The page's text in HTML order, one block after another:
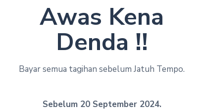
Awas Kena
Denda !!
Bayar semua tagihan sebelum Jatuh Tempo.
Sebelum 20 September 2024.